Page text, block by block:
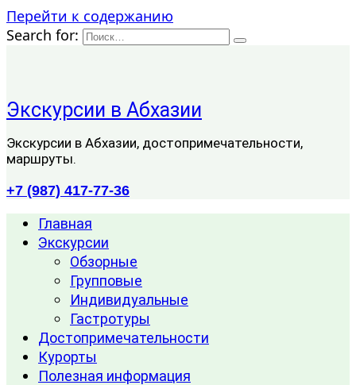
Перейти к содержанию
Search for:
Экскурсии в Абхазии
Экскурсии в Абхазии, достопримечательности,
маршруты.
+7 (987) 417-77-36
Главная
Экскурсии
Обзорные
Групповые
Индивидуальные
Гастротуры
Достопримечательности
Курорты
Полезная информация